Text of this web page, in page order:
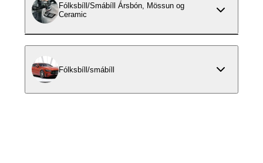
Fólksbíll/Smábíll Ársbón, Mössun og
Ceramic
Fólksbíll/smábíll